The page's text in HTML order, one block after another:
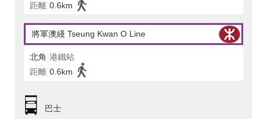
距離 0.6km
將軍澳綫 Tseung Kwan O Line
北角 港鐵站
距離 0.6km
巴士